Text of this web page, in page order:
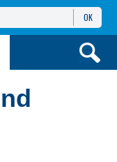
OK